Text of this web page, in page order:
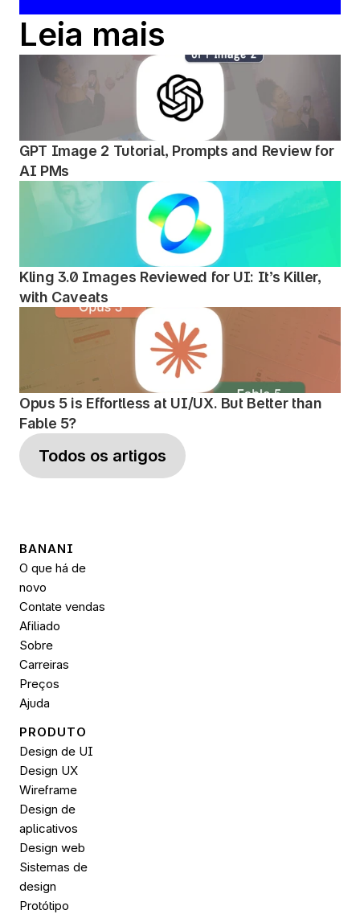
Leia mais
GPT Image 2 Tutorial, Prompts and Review for
AI PMs
Kling 3.0 Images Reviewed for UI: It’s Killer,
with Caveats
Opus 5 is Effortless at UI/UX. But Better than
Fable 5?
Todos os artigos
BANANI
O que há de
novo
Contate vendas
Afiliado
Sobre
Carreiras
Preços
Ajuda
PRODUTO
Design de UI
Design UX
Wireframe
Design de
aplicativos
Design web
Sistemas de
design
Protótipo